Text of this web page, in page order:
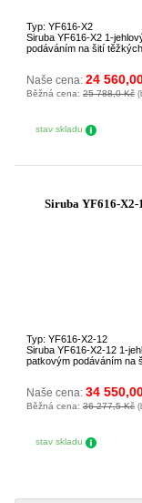
Typ: YF616-X2
Siruba YF616-X2 1-
podáváním na šití
Naše cena: 24
Běžná cena: 25 788,0 Kč
stav skladu
Siruba YF616-X2-
Typ: YF616-X2-12
Siruba YF616-X2-12 1-
patkovým podáváním na
Naše cena: 34
Běžná cena: 36 277,5 Kč
stav skladu